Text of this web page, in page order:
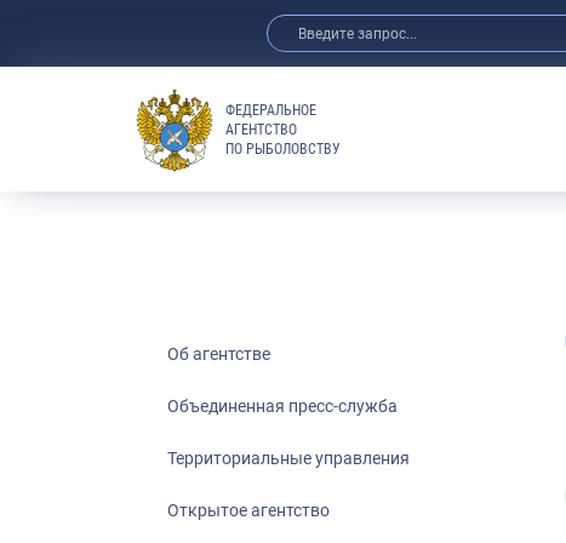
ФЕДЕРАЛЬНОЕ
АГЕНТСТВО
ПО РЫБОЛОВСТВУ
Об агентстве
Объединенная пресс-служба
Территориальные управления
Открытое агентство